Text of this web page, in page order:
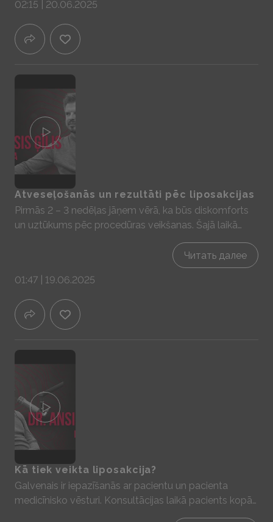
nepieciešama vispārējā narkoze, piemēram, vēdera
plastiku un liekās ādas noņemšanu. Atsūktie tauki tiek
arī izmantot tauku pārstādīšanas procedūrās veicot,
piemēram, krūšu operāciju.
02:15 | 20.06.2025
Atveseļošanās un rezultāti pēc liposakcijas
Pirmās 2 – 3 nedēļas jāņem vērā, ka būs diskomforts
un uztūkums pēc procedūras veikšanas. Šajā laikā
nepieciešams arī valkāt kompresijas apģērbu. Šajā
laikā būtu nepieciešams izvairīties no stāvošiem
ūdeņiem, un aktivitātēm, kas veicina ūdens aizturi
ķermenī, kā piemēram došanās saunā. Gala rezultātu
būs iespējams redzēt pēc aptuveni 3 līdz 6 nedēļām.
Читать далее
01:47 | 19.06.2025
Kā tiek veikta liposakcija?
Galvenais ir iepazīšanās ar pacientu un pacienta
medicīnisko vēsturi. Konsultācijas laikā pacients kopā
ar ķirurgu izrunā kuras ir problēmu zonas un tiek veikti